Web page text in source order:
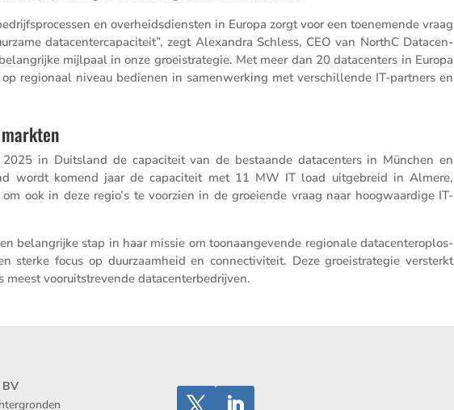
en overheids­dien­sten in Europa zorgt voor een toene­mende vraag
datacen­ter­ca­pa­ci­teit”, zegt Alexandra Schless, CEO van NorthC Datacen­
mijlpaal in onze groei­stra­tegie. Met meer dan 20 datacen­ters in Europa
regio­naal niveau bedienen in samen­wer­king met verschil­lende IT-partners en
in Duits­land de capaci­teit van de bestaande datacen­ters in München en
wordt komend jaar de capaci­teit met 11 MW IT load uitge­breid in Almere,
ook in deze regio’s te voorzien in de groei­ende vraag naar hoogwaar­dige IT-
belang­rijke stap in haar missie om toonaan­ge­vende regio­nale datacen­ter­op­los­
sterke focus op duurzaam­heid en connec­ti­vi­teit. Deze groei­stra­tegie versterkt
meest vooruit­stre­vende datacenterbedrijven.